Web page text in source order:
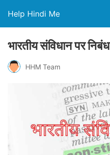
Help Hindi Me
भारतीय संविधान पर निबंध
HHM Team